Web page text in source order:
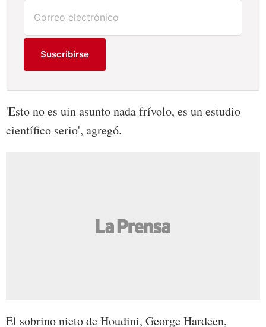
Suscribirse
'Esto no es uin asunto nada frívolo, es un estudio
científico serio', agregó.
El sobrino nieto de Houdini, George Hardeen,